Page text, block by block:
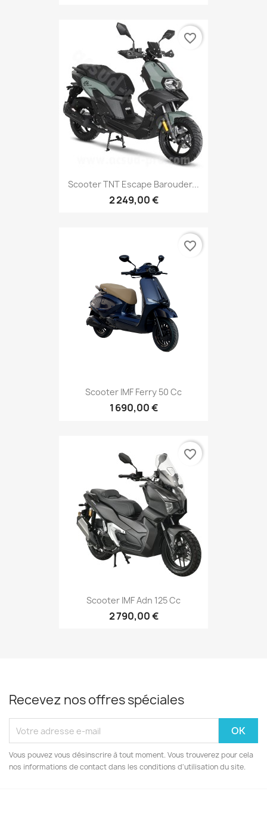
Scooter TNT Escape Barouder...
2 249,00 €
favorite_border
Scooter IMF Ferry 50 Cc
1 690,00 €
favorite_border
Scooter IMF Adn 125 Cc
2 790,00 €
favorite_border
Recevez nos offres spéciales
Vous pouvez vous désinscrire à tout moment. Vous trouverez pour cela
nos informations de contact dans les conditions d'utilisation du site.